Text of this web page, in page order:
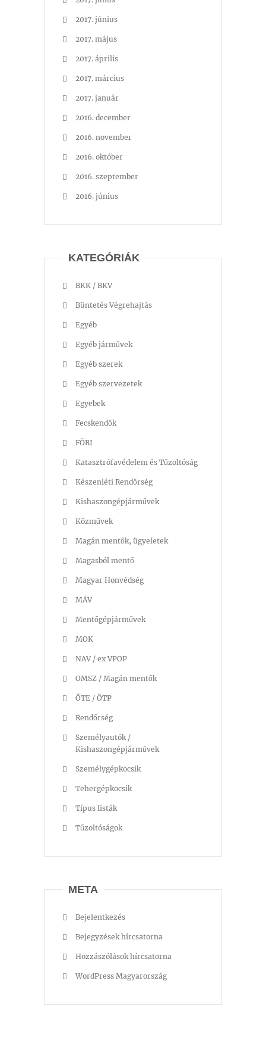
2017. június
2017. május
2017. április
2017. március
2017. január
2016. december
2016. november
2016. október
2016. szeptember
2016. június
KATEGÓRIÁK
BKK / BKV
Büntetés Végrehajtás
Egyéb
Egyéb járművek
Egyéb szerek
Egyéb szervezetek
Egyebek
Fecskendők
FÖRI
Katasztrófavédelem és Tűzoltóság
Készenléti Rendőrség
Kishaszongépjárművek
Közművek
Magán mentők, ügyeletek
Magasból mentő
Magyar Honvédség
MÁV
Mentőgépjárművek
MOK
NAV / ex VPOP
OMSZ / Magán mentők
ÖTE / ÖTP
Rendőrség
Személyautók /
Kishaszongépjárművek
Személygépkocsik
Tehergépkocsik
Típus listák
Tűzoltóságok
META
Bejelentkezés
Bejegyzések hírcsatorna
Hozzászólások hírcsatorna
WordPress Magyarország